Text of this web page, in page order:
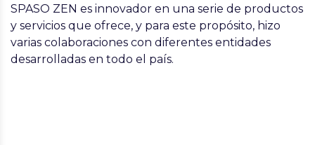
SPASO ZEN es innovador en una serie de productos
y servicios que ofrece, y para este propósito, hizo
varias colaboraciones con diferentes entidades
desarrolladas en todo el país.